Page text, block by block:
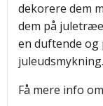
dekorere dem
dem på
en duftende
juleudsmykning.
Få mere info om